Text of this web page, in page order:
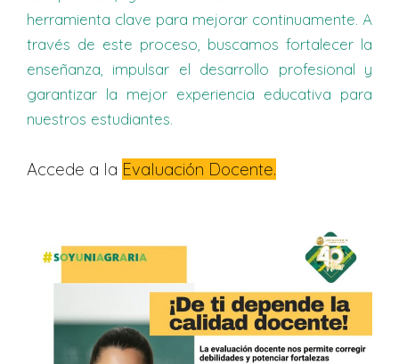
herramienta clave para mejorar continuamente. A
través de este proceso, buscamos fortalecer la
enseñanza, impulsar el desarrollo profesional y
garantizar la mejor experiencia educativa para
nuestros estudiantes.
Accede a la Evaluación Docente.